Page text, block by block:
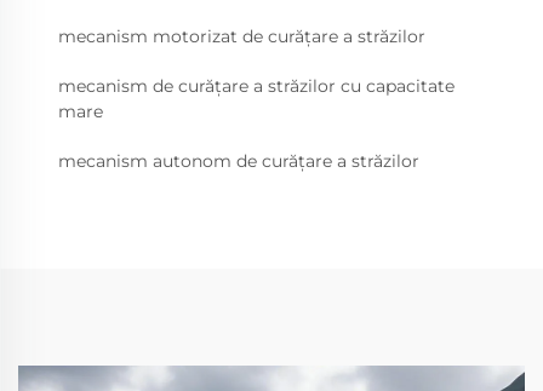
mecanism motorizat de curățare a străzilor
mecanism de curățare a străzilor cu capacitate
mare
mecanism autonom de curățare a străzilor